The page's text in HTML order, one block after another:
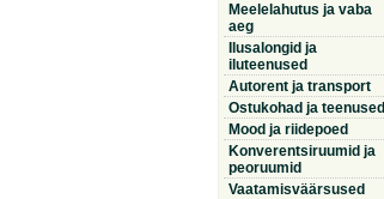
Meelelahutus ja vaba
aeg
Ilusalongid ja
iluteenused
Autorent ja transport
Ostukohad ja teenused
Mood ja riidepoed
Konverentsiruumid ja
peoruumid
Vaatamisväärsused